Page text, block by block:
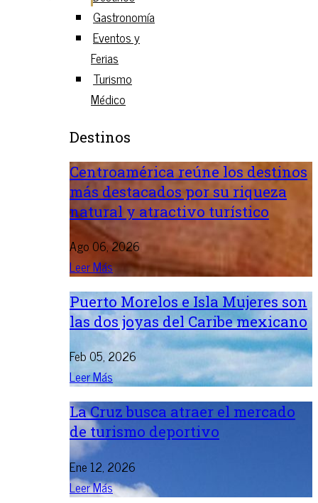
Gastronomía
Eventos y
Ferias
Turismo
Médico
Destinos
Centroamérica reúne los destinos
más destacados por su riqueza
natural y atractivo turístico
Ago 06, 2026
Leer Más
Puerto Morelos e Isla Mujeres son
las dos joyas del Caribe mexicano
Feb 05, 2026
Leer Más
La Cruz busca atraer el mercado
de turismo deportivo
Ene 12, 2026
Leer Más